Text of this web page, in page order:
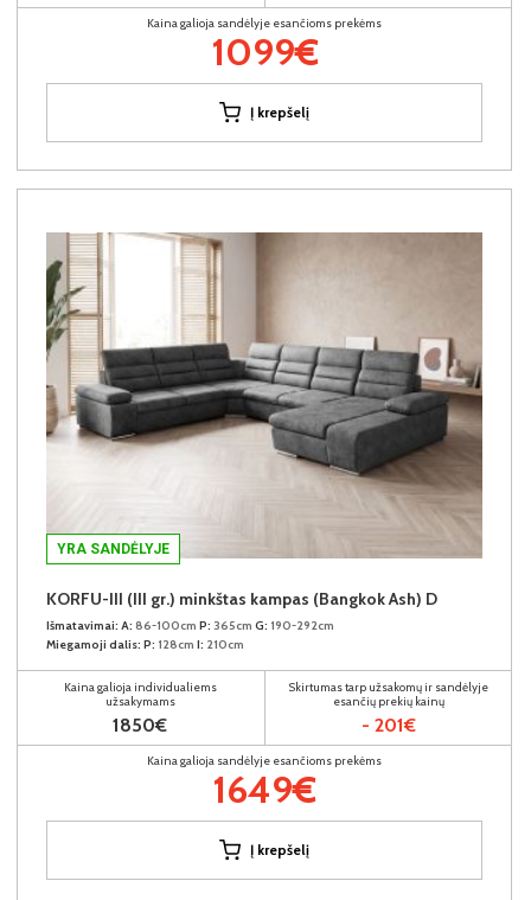
Kaina galioja sandėlyje esančioms prekėms
1099€
Į krepšelį
YRA SANDĖLYJE
KORFU-III (III gr.) minkštas kampas (Bangkok Ash) D
Išmatavimai: A: 86-100cm P: 365cm G: 190-292cm
Miegamoji dalis: P: 128cm I: 210cm
Kaina galioja individualiems
užsakymams
1850€
Skirtumas tarp užsakomų ir sandėlyje
esančių prekių kainų
- 201€
Kaina galioja sandėlyje esančioms prekėms
1649€
Į krepšelį